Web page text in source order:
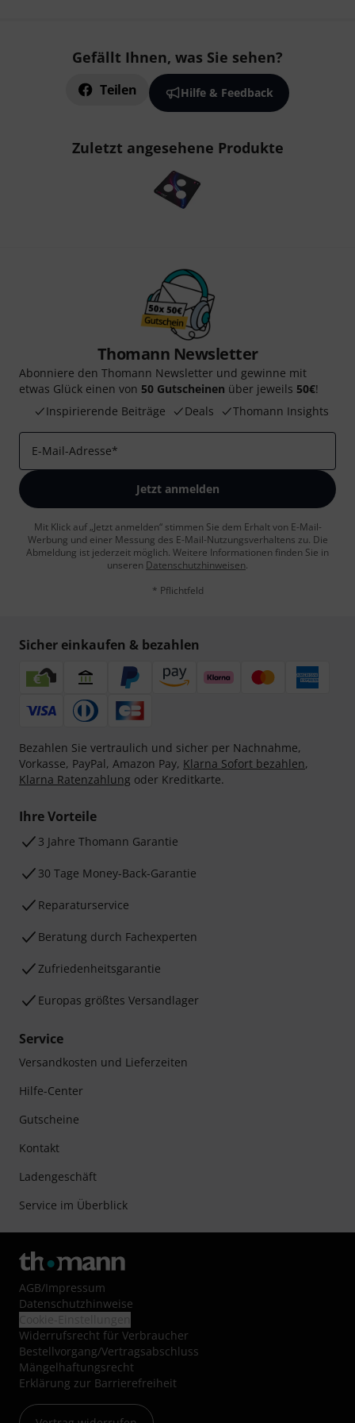
Gefällt Ihnen, was Sie sehen?
Teilen Hilfe & Feedback
Zuletzt angesehene Produkte
Thomann Newsletter
Abonniere den Thomann Newsletter und gewinne mit
etwas Glück einen von 50 Gutscheinen über jeweils 50€!
Inspirierende Beiträge
Deals Thomann Insights
E-Mail-Adresse*
Jetzt anmelden
Mit Klick auf „Jetzt anmelden“ stimmen Sie dem Erhalt von E-Mail-
Werbung und einer Messung des E-Mail-Nutzungsverhaltens zu. Die
Abmeldung ist jederzeit möglich. Weitere Informationen finden Sie in
unseren Datenschutzhinweisen.
* Pflichtfeld
Sicher einkaufen & bezahlen
Bezahlen Sie vertraulich und sicher per Nachnahme,
Vorkasse, PayPal, Amazon Pay, Klarna Sofort bezahlen,
Klarna Ratenzahlung oder Kreditkarte.
Ihre Vorteile
3 Jahre Thomann Garantie
30 Tage Money-Back-Garantie
Reparaturservice
Beratung durch Fachexperten
Zufriedenheitsgarantie
Europas größtes Versandlager
Service
Versandkosten und Lieferzeiten
Hilfe-Center
Gutscheine
Kontakt
Ladengeschäft
Service im Überblick
AGB/Impressum
Datenschutzhinweise
Widerrufsrecht für Verbraucher
Bestellvorgang/Vertragsabschluss
Mängelhaftungsrecht
Erklärung zur Barrierefreiheit